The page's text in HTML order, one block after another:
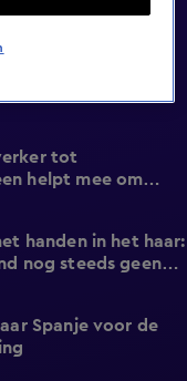
tot
helpt mee om
voorkomen
handen in het haar:
nog steeds geen
Spanje voor de